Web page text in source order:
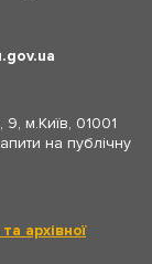
м.Київ, 01001
на публічну
архівної